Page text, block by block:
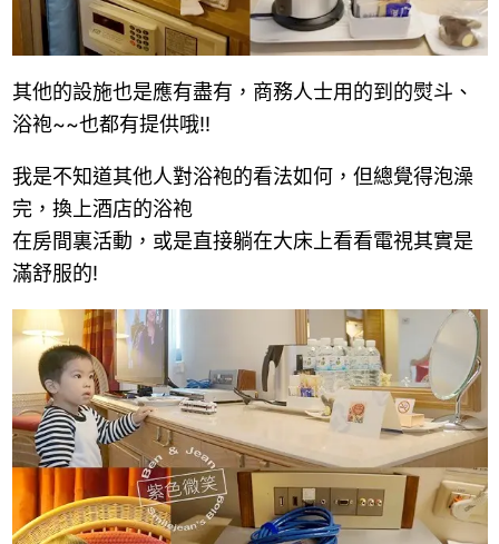
其他的設施也是應有盡有，商務人士用的到的熨斗、
浴袍~~也都有提供哦!!
我是不知道其他人對浴袍的看法如何，但總覺得泡澡
完，換上酒店的浴袍
在房間裏活動，或是直接躺在大床上看看電視其實是
滿舒服的!